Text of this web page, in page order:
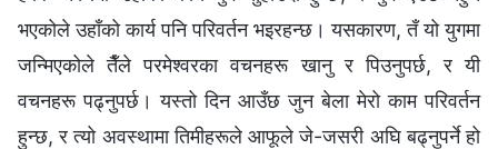
भएकोले उहाँको कार्य पनि परिवर्तन भइरहन्छ। यसकारण, तँ यो युगमा
जन्मिएकोले तैँले परमेश्‍वरका वचनहरू खानु र पिउनुपर्छ, र यी
वचनहरू पढ्नुपर्छ। यस्तो दिन आउँछ जुन बेला मेरो काम परिवर्तन
हुन्छ, र त्यो अवस्थामा तिमीहरूले आफूले जे-जसरी अघि बढ्नुपर्ने हो